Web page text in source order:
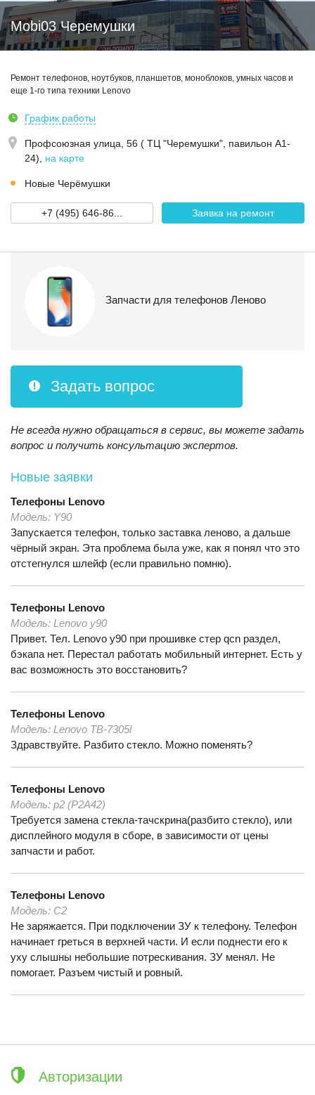
Mobi03 Черемушки
Ремонт телефонов, ноутбуков, планшетов, моноблоков, умных часов и
еще 1-го типа техники Lenovo
График работы
Профсоюзная улица, 56 ( ТЦ "Черемушки", павильон А1-
24)
на карте
Новые Черёмушки
+7 (495) 646-86... Заявка на ремонт
Запчасти для телефонов Леново
Задать вопрос
Не всегда нужно обращаться в сервис, вы можете задать
вопрос и получить консультацию экспертов.
Новые заявки
Телефоны Lenovo
Модель: Y90
Запускается телефон, только заставка леново, а дальше
чёрный экран. Эта проблема была уже, как я понял что это
отстегнулся шлейф (если правильно помню).
Телефоны Lenovo
Модель: Lenovo y90
Привет. Тел. Lenovo y90 при прошивке стер qcn раздел,
бэкапа нет. Перестал работать мобильный интернет. Есть у
вас возможность это восстановить?
Телефоны Lenovo
Модель: Lenovo ТВ-7305l
Здравствуйте. Разбито стекло. Можно поменять?
Телефоны Lenovo
Модель: p2 (P2A42)
Требуется замена стекла-тачскрина(разбито стекло), или
дисплейного модуля в сборе, в зависимости от цены
запчасти и работ.
Телефоны Lenovo
Модель: C2
Не заряжается. При подключении ЗУ к телефону. Телефон
начинает греться в верхней части. И если поднести его к
уху слышны небольшие потрескивания. ЗУ менял. Не
помогает. Разъем чистый и ровный.
Авторизации